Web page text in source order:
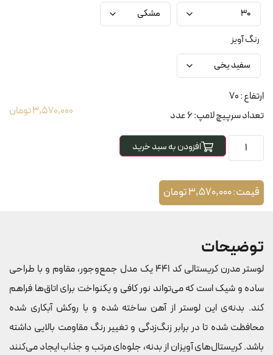
رنگ آویز
ارتفاع : 70
تعداد سرپیچ لامپ: 6 عدد
3,570,000تومان
افزودن به سبد خرید
قیمت:3,570,000تومان
توضیحات
لوستر مدرن کریستالی کد 441 یک مدل جمع‌وجور، مقاوم و با طراحی
ساده و شیک است که می‌تواند نور کافی و یکنواخت برای اتاق‌ها فراهم
کند. بدنه‌ی این لوستر از آهن ساخته شده و با روکش آبکاری شده
محافظت شده تا در برابر زنگ‌زدگی و تغییر رنگ مقاومت بالایی داشته
باشد. کریستال‌های آویزان از بدنه، جلوه‌ای مرتب و جذاب ایجاد می‌کنند